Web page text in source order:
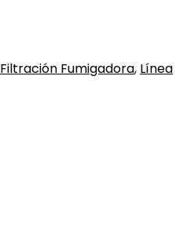
Filtración Fumigadora, Línea